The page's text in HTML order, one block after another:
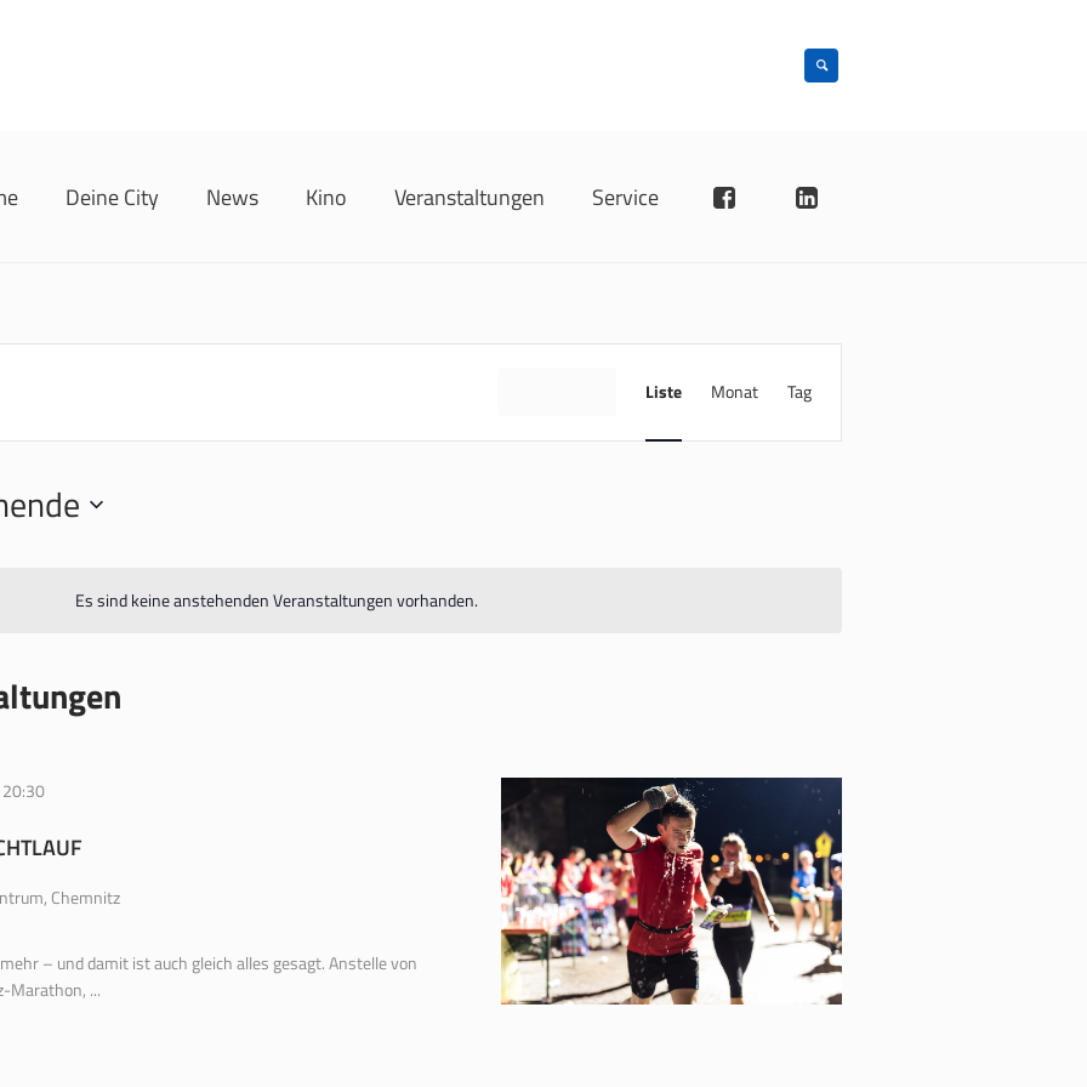
Deine City News Kino Veranstaltungen Service
Es sind keine anstehenden Veranstaltungen vorhanden.
ANSICHTEN-
Liste Monat Tag
20:30
Chemnitz
– und damit ist auch gleich alles gesagt. Anstelle von
Marathon, ...